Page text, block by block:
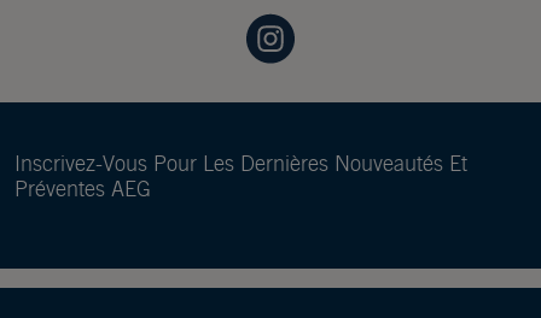
Inscrivez-Vous Pour Les Dernières Nouveautés Et
Préventes AEG